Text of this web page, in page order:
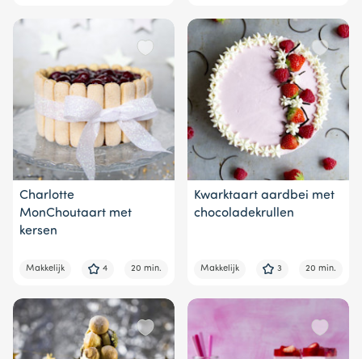
Charlotte
MonChoutaart met
kersen
Makkelijk 4 20 min.
Kwarktaart aardbei met
chocoladekrullen
Makkelijk 3 20 min.